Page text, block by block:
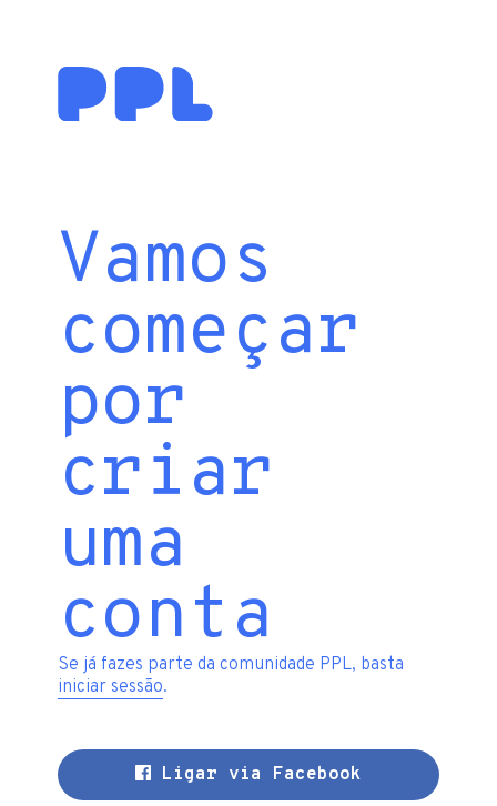
Vamos
começar
por
criar
uma
conta
Se já fazes parte da comunidade PPL, basta
iniciar sessão.
Ligar via Facebook